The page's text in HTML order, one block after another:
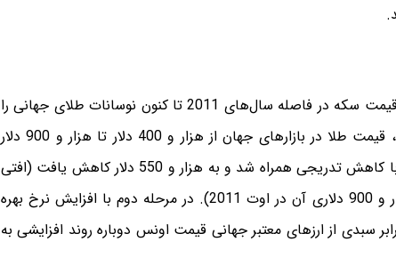
بررسی «دنیای اقتصاد» از دامنه‌های نوسانی قیمت سکه در فاصله سال‌های 2011 تا کنون نوسانات طلای جهانی را
در 3 مرحله بررسی می‌کند؛ در مرحله نخست، قیمت طلا در بازارهای جهان از هزار و 400 دلار تا هزار و 900 دلار
افزایش یافت، اما در مدت 9 ماه قیمت طلا با کاهش تدریجی همراه شد و به هزار و 550 دلار کاهش یافت (افتی
معادل 18 درصد در مقایسه با نقطه اوج هزار و 900 دلاری آن در اوت 2011). در مرحله دوم با افزایش نرخ بهره
سبدی از ارزهای معتبر جهانی قیمت اونس دوباره روند افزایشیبه